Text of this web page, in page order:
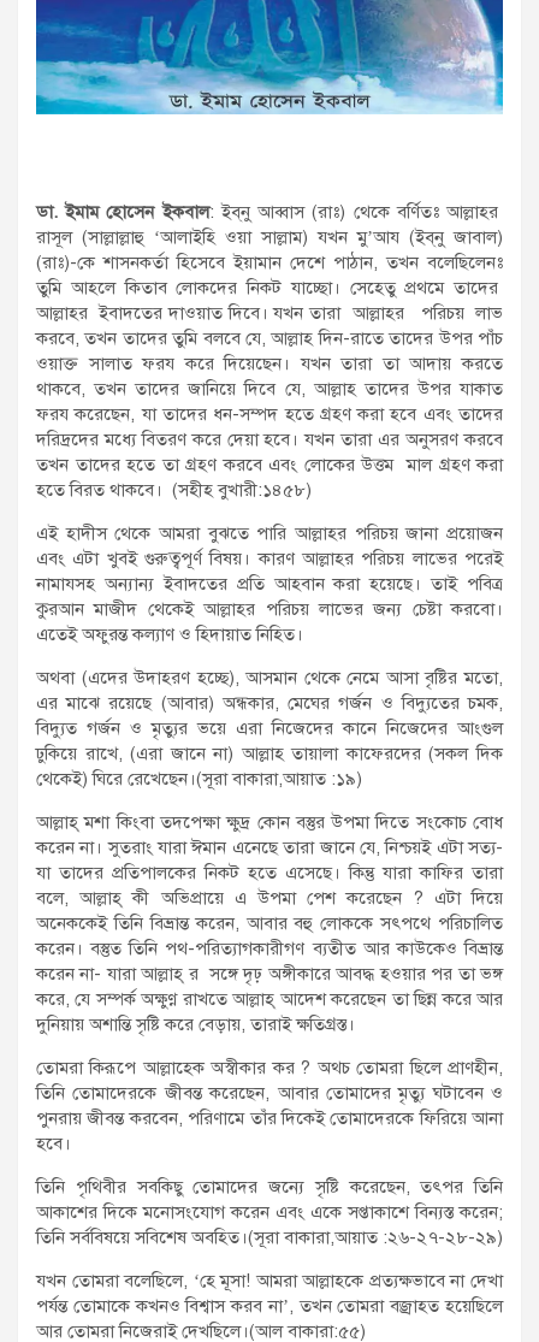
ডা. ইমাম হোসেন ইকবাল: ইব্‌নু আব্বাস (রাঃ) থেকে বর্ণিতঃ আল্লাহর
রাসূল (সাল্লাল্লাহু ‘আলাইহি ওয়া সাল্লাম) যখন মু’আয (ইব্‌নু জাবাল)
(রাঃ)-কে শাসনকর্তা হিসেবে ইয়ামান দেশে পাঠান, তখন বলেছিলেনঃ
তুমি আহলে কিতাব লোকদের নিকট যাচ্ছো। সেহেতু প্রথমে তাদের
আল্লাহর ইবাদতের দাওয়াত দিবে। যখন তারা আল্লাহর পরিচয় লাভ
করবে, তখন তাদের তুমি বলবে যে, আল্লাহ দিন-রাতে তাদের উপর পাঁচ
ওয়াক্ত সালাত ফরয করে দিয়েছেন। যখন তারা তা আদায় করতে
থাকবে, তখন তাদের জানিয়ে দিবে যে, আল্লাহ তাদের উপর যাকাত
ফরয করেছেন, যা তাদের ধন-সম্পদ হতে গ্রহণ করা হবে এবং তাদের
দরিদ্রদের মধ্যে বিতরণ করে দেয়া হবে। যখন তারা এর অনুসরণ করবে
তখন তাদের হতে তা গ্রহণ করবে এবং লোকের উত্তম মাল গ্রহণ করা
হতে বিরত থাকবে। (সহীহ বুখারী:১৪৫৮)
এই হাদীস থেকে আমরা বুঝতে পারি আল্লাহর পরিচয় জানা প্রয়োজন
এবং এটা খুবই গুরুত্বপূর্ণ বিষয়। কারণ আল্লাহর পরিচয় লাভের পরেই
নামাযসহ অন্যান্য ইবাদতের প্রতি আহবান করা হয়েছে। তাই পবিত্র
কুরআন মাজীদ থেকেই আল্লাহর পরিচয় লাভের জন্য চেষ্টা করবো।
এতেই অফুরন্ত কল্যাণ ও হিদায়াত নিহিত।
অথবা (এদের উদাহরণ হচ্ছে), আসমান থেকে নেমে আসা বৃষ্টির মতো,
এর মাঝে রয়েছে (আবার) অন্ধকার, মেঘের গর্জন ও বিদ্যুতের চমক,
বিদ্যুত গর্জন ও মৃত্যুর ভয়ে এরা নিজেদের কানে নিজেদের আংগুল
ঢুকিয়ে রাখে, (এরা জানে না) আল্লাহ তায়ালা কাফেরদের (সকল দিক
থেকেই) ঘিরে রেখেছেন।(সূরা বাকারা,আয়াত :১৯)
আল্লাহ্ মশা কিংবা তদপেক্ষা ক্ষুদ্র কোন বস্তুর উপমা দিতে সংকোচ বোধ
করেন না। সুতরাং যারা ঈমান এনেছে তারা জানে যে, নিশ্চয়ই এটা সত্য-
যা তাদের প্রতিপালকের নিকট হতে এসেছে। কিন্তু যারা কাফির তারা
বলে, আল্লাহ্ কী অভিপ্রায়ে এ উপমা পেশ করেছেন ? এটা দিয়ে
অনেককেই তিনি বিভ্রান্ত করেন, আবার বহু লোককে সৎপথে পরিচালিত
করেন। বস্তুত তিনি পথ-পরিত্যাগকারীগণ ব্যতীত আর কাউকেও বিভ্রান্ত
করেন না- যারা আল্লাহ্ র সঙ্গে দৃঢ় অঙ্গীকারে আবদ্ধ হওয়ার পর তা ভঙ্গ
করে, যে সম্পর্ক অক্ষুণ্ণ রাখতে আল্লাহ্ আদেশ করেছেন তা ছিন্ন করে আর
দুনিয়ায় অশান্তি সৃষ্টি করে বেড়ায়, তারাই ক্ষতিগ্রস্ত।
তোমরা কিরূপে আল্লাহ্কে অস্বীকার কর ? অথচ তোমরা ছিলে প্রাণহীন,
তিনি তোমাদেরকে জীবন্ত করেছেন, আবার তোমাদের মৃত্যু ঘটাবেন ও
পুনরায় জীবন্ত করবেন, পরিণামে তাঁর দিকেই তোমাদেরকে ফিরিয়ে আনা
হবে।
তিনি পৃথিবীর সবকিছু তোমাদের জন্যে সৃষ্টি করেছেন, তৎপর তিনি
আকাশের দিকে মনোসংযোগ করেন এবং একে সপ্তাকাশে বিন্যস্ত করেন;
তিনি সর্ববিষয়ে সবিশেষ অবহিত।(সূরা বাকারা,আয়াত :২৬-২৭-২৮-২৯)
যখন তোমরা বলেছিলে, ‘হে মূসা! আমরা আল্লাহকে প্রত্যক্ষভাবে না দেখা
পর্যন্ত তোমাকে কখনও বিশ্বাস করব না’, তখন তোমরা বজ্রাহত হয়েছিলে
আর তোমরা নিজেরাই দেখছিলে।(আল বাকারা:৫৫)